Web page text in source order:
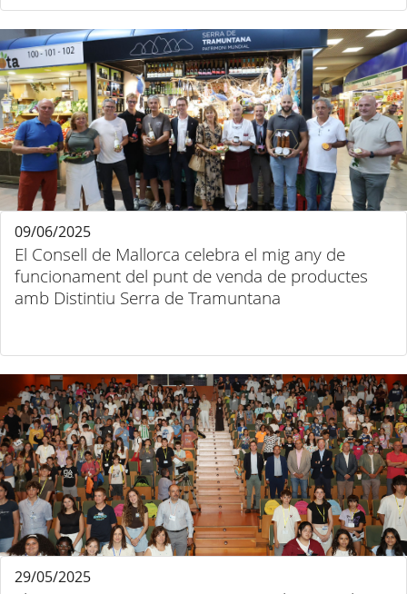
El Consell de Mallorca celebra el mig any de
funcionament del punt de venda de productes
amb Distintiu Serra de Tramuntana
09/06/2025
29/05/2025